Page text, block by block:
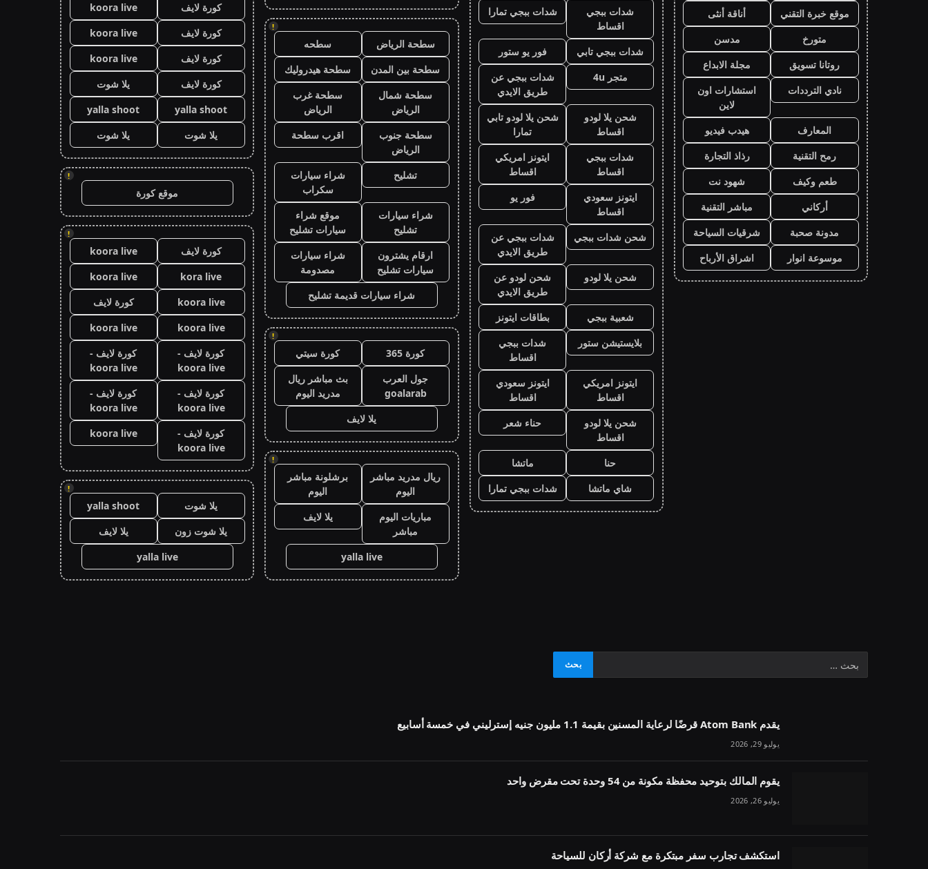
موقع خبرة التقني
أناقة أنثى
متورخ
مدسن
روتانا تسويق
مجلة الابداع
نادي الترددات
استشارات اون
لاين
المعارف
هيدب فيديو
رمح التقنية
رذاذ التجارة
طعم وكيف
شهود نت
أركاني
مباشر التقنية
مدونة صحبة
شرقيات السياحة
موسوعة انوار
اشراق الأرباح
شدات ببجي
اقساط
شدات ببجي تمارا
شدات ببجي تابي
فور يو ستور
متجر 4u
شدات ببجي عن
طريق الايدي
شحن يلا لودو
اقساط
شحن يلا لودو تابي
تمارا
شدات ببجي
اقساط
ايتونز امريكي
اقساط
ايتونز سعودي
اقساط
فور يو
شحن شدات ببجي
شدات ببجي عن
طريق الايدي
شحن يلا لودو
شحن لودو عن
طريق الايدي
شعبية ببجي
بطاقات ايتونز
بلايستيشن ستور
شدات ببجي
اقساط
ايتونز امريكي
اقساط
ايتونز سعودي
اقساط
شحن يلا لودو
اقساط
حناء شعر
حنا
ماتشا
شاي ماتشا
شدات ببجي تمارا
!
سطحة الرياض
سطحه
سطحة بين المدن
سطحة هيدروليك
سطحة شمال
الرياض
سطحة غرب
الرياض
سطحة جنوب
الرياض
اقرب سطحة
تشليح
شراء سيارات
سكراب
شراء سيارات
تشليح
موقع شراء
سيارات تشليح
ارقام يشترون
سيارات تشليح
شراء سيارات
مصدومة
شراء سيارات قديمة تشليح
!
كورة 365
كورة سيتي
جول العرب
goalarab
بث مباشر ريال
مدريد اليوم
يلا لايف
!
ريال مدريد مباشر
اليوم
برشلونة مباشر
اليوم
مباريات اليوم
مباشر
يلا لايف
yalla live
كورة لايف
koora live
كورة لايف
koora live
كورة لايف
koora live
كورة لايف
يلا شوت
yalla shoot
yalla shoot
يلا شوت
يلا شوت
!
موقع كورة
!
كورة لايف
koora live
kora live
koora live
koora live
كورة لايف
koora live
koora live
كورة لايف -
koora live
كورة لايف -
koora live
كورة لايف -
koora live
كورة لايف -
koora live
كورة لايف -
koora live
koora live
!
يلا شوت
yalla shoot
يلا شوت زون
يلا لايف
yalla live
يقدم Atom Bank قرضًا لرعاية المسنين بقيمة 1.1 مليون جنيه إسترليني في خمسة أسابيع
يوليو 29, 2026
يقوم المالك بتوحيد محفظة مكونة من 54 وحدة تحت مقرض واحد
يوليو 26, 2026
استكشف تجارب سفر مبتكرة مع شركة أركان للسياحة